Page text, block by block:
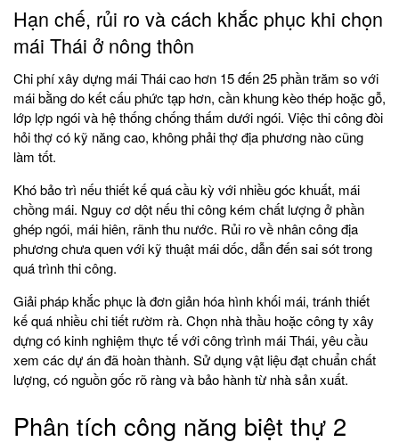
Hạn chế, rủi ro và cách khắc phục khi chọn
mái Thái ở nông thôn
Chi phí xây dựng mái Thái cao hơn 15 đến 25 phần trăm so với
mái bằng do kết cấu phức tạp hơn, cần khung kèo thép hoặc gỗ,
lớp lợp ngói và hệ thống chống thấm dưới ngói. Việc thi công đòi
hỏi thợ có kỹ năng cao, không phải thợ địa phương nào cũng
làm tốt.
Khó bảo trì nếu thiết kế quá cầu kỳ với nhiều góc khuất, mái
chồng mái. Nguy cơ dột nếu thi công kém chất lượng ở phần
ghép ngói, mái hiên, rãnh thu nước. Rủi ro về nhân công địa
phương chưa quen với kỹ thuật mái dốc, dẫn đến sai sót trong
quá trình thi công.
Giải pháp khắc phục là đơn giản hóa hình khối mái, tránh thiết
kế quá nhiều chi tiết rườm rà. Chọn nhà thầu hoặc công ty xây
dựng có kinh nghiệm thực tế với công trình mái Thái, yêu cầu
xem các dự án đã hoàn thành. Sử dụng vật liệu đạt chuẩn chất
lượng, có nguồn gốc rõ ràng và bảo hành từ nhà sản xuất.
Phân tích công năng biệt thự 2